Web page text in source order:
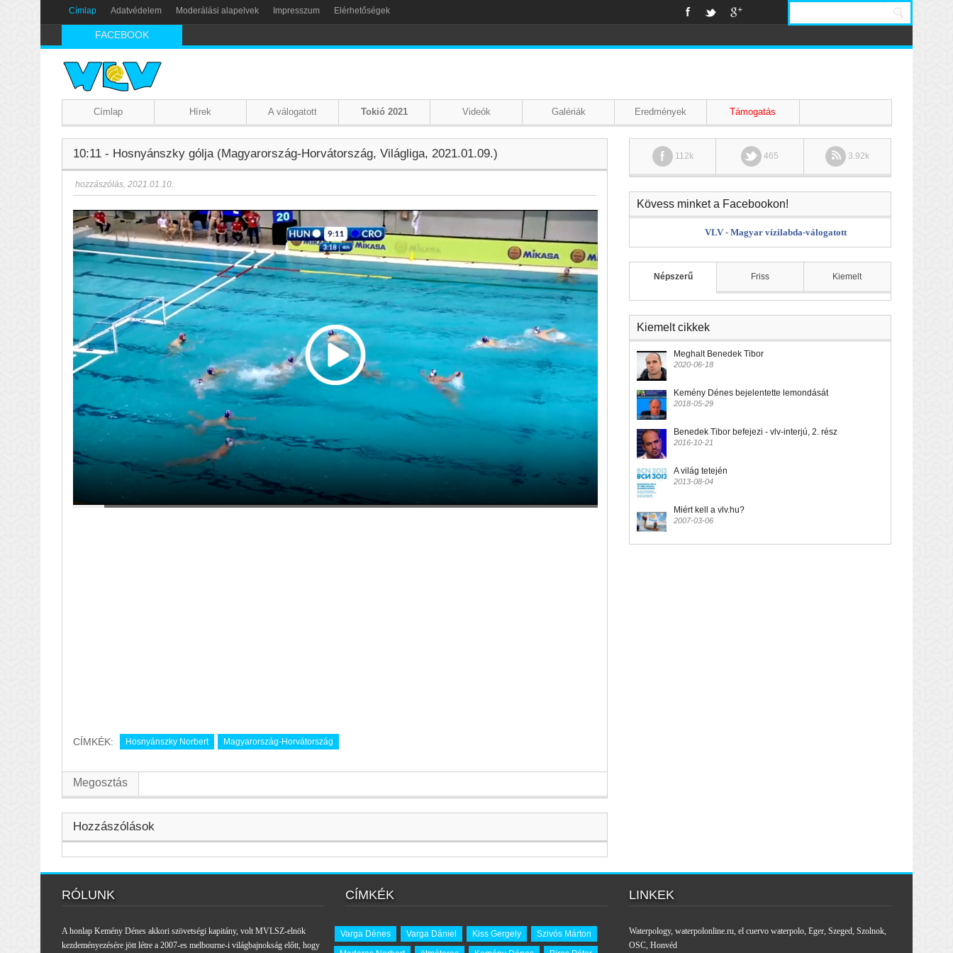
Címlap Adatvédelem Moderálási alapelvek Impresszum Elérhetőségek
FACEBOOK
Címlap Hírek A válogatott Tokió 2021 Videók Galériák Eredmények Támogatás
10:11 - Hosnyánszky gólja (Magyarország-Horvátország, Világliga, 2021.01.09.)
hozzászólás, 2021.01.10.
CÍMKÉK: Hosnyánszky Norbert Magyarország-Horvátország
Megosztás
Hozzászólások
112k 465 3.92k
Kövess minket a Facebookon!
VLV - Magyar vízilabda-válogatott
Népszerű Friss Kiemelt
Kiemelt cikkek
Meghalt Benedek Tibor
2020-06-18
Kemény Dénes bejelentette lemondását
2018-05-29
Benedek Tibor befejezi - vlv-interjú, 2. rész
2016-10-21
A világ tetején
2013-08-04
Miért kell a vlv.hu?
2007-03-06
RÓLUNK
A honlap Kemény Dénes akkori szövetségi kapitány, volt MVLSZ-elnök
kezdeményezésére jött létre a 2007-es melbourne-i világbajnokság előtt, hogy
CÍMKÉK
Varga Dénes Varga Dániel Kiss Gergely
Szivós Márton
LINKEK
Waterpology, waterpolonline.ru, el cuervo waterpolo, Eger, Szeged, Szolnok,
OSC, Honvéd